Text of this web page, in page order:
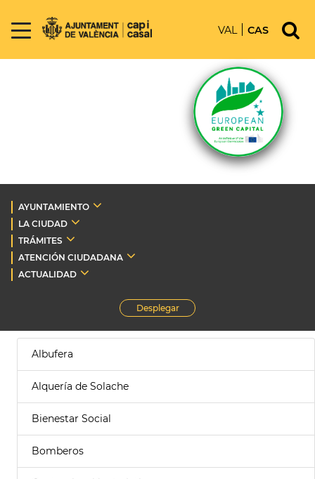
VAL CAS
AYUNTAMIENTO
LA CIUDAD
TRÁMITES
ATENCIÓN CIUDADANA
ACTUALIDAD
Desplegar
Albufera
Alquería de Solache
Bienestar Social
Bomberos